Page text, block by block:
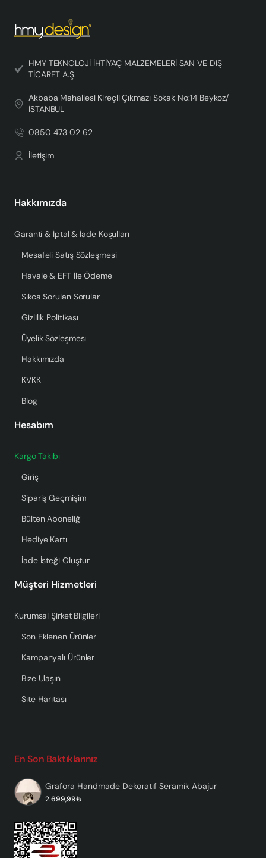
HMY TEKNOLOJİ İHTİYAÇ MALZEMELERİ SAN VE DIŞ
TİCARET A.Ş.
Akbaba Mahallesi Kireçli Çıkmazı Sokak No:14 Beykoz/
İSTANBUL
0850 473 02 62
İletişim
Hakkımızda
Garanti & İptal & İade Koşulları
Mesafeli Satış Sözleşmesi
Havale & EFT İle Ödeme
Sıkca Sorulan Sorular
Gizlilik Politikası
Üyelik Sözleşmesi
Hakkımızda
KVKK
Blog
Hesabım
Kargo Takibi
Giriş
Sipariş Geçmişim
Bülten Aboneliği
Hediye Kartı
İade İsteği Oluştur
Müşteri Hizmetleri
Kurumsal Şirket Bilgileri
Son Eklenen Ürünler
Kampanyalı Ürünler
Bize Ulaşın
Site Haritası
En Son Baktıklarınız
Grafora Handmade Dekoratif Seramik Abajur
2.699,99₺